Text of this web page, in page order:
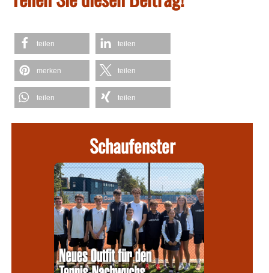
teilen teilen
merken teilen
teilen teilen
Schaufenster